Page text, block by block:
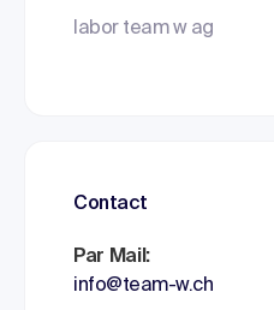
labor team w ag
Contact
Par Mail:
info@team-w.ch